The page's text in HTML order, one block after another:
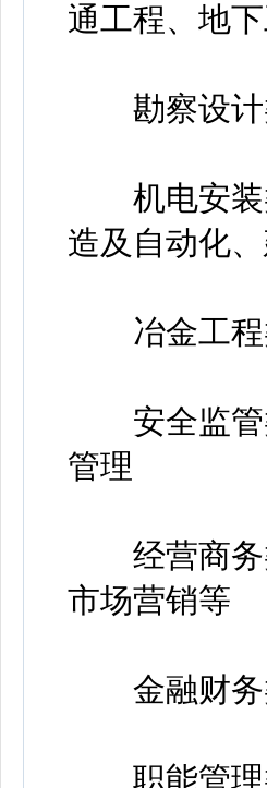
通工程、地
勘察设计
机电安装
造及自动化
冶金工程
安全监管
管理
经营商务
市场营销等
金融财务
职能管理